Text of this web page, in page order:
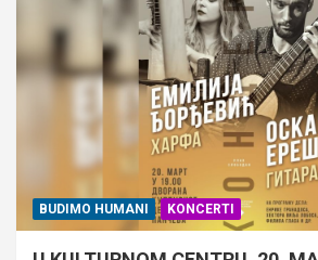
BUDIMO HUMANI KONCERTI